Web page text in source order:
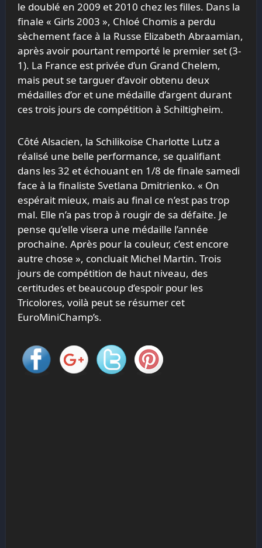
le doublé en 2009 et 2010 chez les filles. Dans la
finale « Girls 2003 », Chloé Chomis a perdu
sèchement face à la Russe Elizabeth Abraamian,
après avoir pourtant remporté le premier set (3-
1). La France est privée d’un Grand Chelem,
mais peut se targuer d’avoir obtenu deux
médailles d’or et une médaille d’argent durant
ces trois jours de compétition à Schiltigheim.
Côté Alsacien, la Schilikoise Charlotte Lutz a
réalisé une belle performance, se qualifiant
dans les 32 et échouant en 1/8 de finale samedi
face à la finaliste Svetlana Dmitrienko. « On
espérait mieux, mais au final ce n’est pas trop
mal. Elle n’a pas trop à rougir de sa défaite. Je
pense qu’elle visera une médaille l’année
prochaine. Après pour la couleur, c’est encore
autre chose », concluait Michel Martin. Trois
jours de compétition de haut niveau, des
certitudes et beaucoup d’espoir pour les
Tricolores, voilà peut se résumer cet
EuroMiniChamp’s.